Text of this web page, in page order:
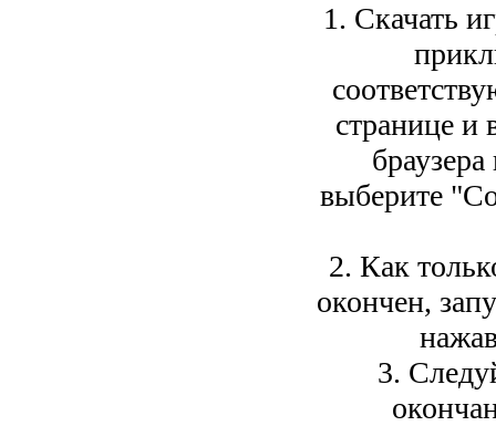
1. Скачать
странице и
выберите
2. Как
окончен,
3.